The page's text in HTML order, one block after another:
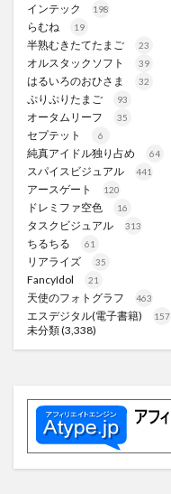
インテック 198
らむね 19
半熟むきたてたまご 23
オルスタックソフト 39
はるいろのおひさま 32
ぷりぷりたまご 93
オータムリーフ 35
セプテット 6
純真アイドル独り占め 64
スパイスビジュアル 441
アースゲート 120
ドレミファ空色 16
タスクビジュアル 313
ちるちる 61
リアライズ 35
FancyIdol 21
天使のフォトグラフ 463
エスデジタル(電子書籍) 157
未分類(3,338)